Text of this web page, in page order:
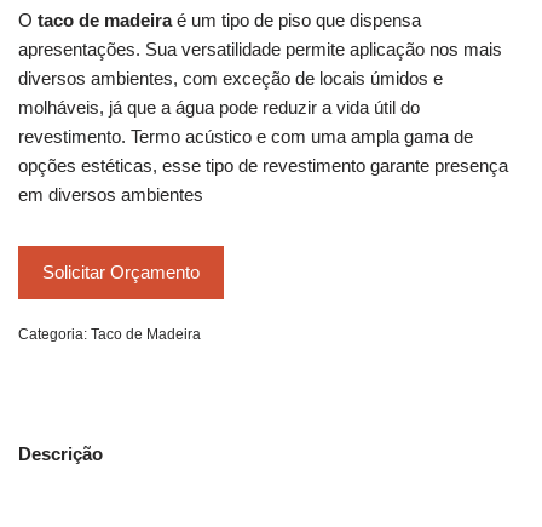
O taco de madeiraé um tipo de piso que dispensa
apresentações. Sua versatilidade permite aplicação nos mais
diversos ambientes, com exceção de locais úmidos e
molháveis, já que a água pode reduzir a vida útil do
revestimento. Termo acústico e com uma ampla gama de
opções estéticas, esse tipo de revestimento garante presença
em diversos ambientes
Solicitar Orçamento
Categoria: Taco de Madeira
Descrição